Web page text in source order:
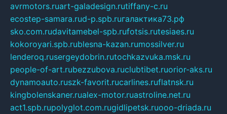
avrmotors.ruart-galadesign.rutiffany-c.ru
ecostep-samara.rud-p.spb.ruгалактика73.рф
sko.com.rudavitamebel-spb.rufotsis.rutesiaes.ru
kokoroyari.spb.rublesna-kazan.rumossilver.ru
lenderoq.rusergeydobrin.rutochkazvuka.msk.ru
people-of-art.rubezzubova.ruclubtibet.ruorior-aks.ru
dynamoauto.ruszk-favorit.rucarlines.ruflatnsk.ru
kingbolenskaner.rualex-motor.ruastroline.net.ru
act1.spb.rupolyglot.com.rugidlipetsk.ruooo-driada.ru